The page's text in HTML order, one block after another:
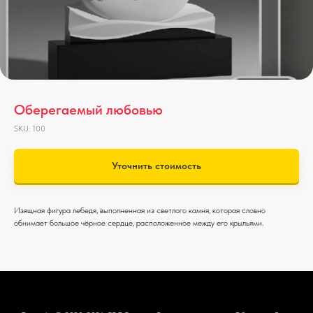
Оберегаемый любовью
SKU: 100
Уточнить стоимость
Изящная фигура лебедя, выполненная из светлого камня, которая словно
обнимает большое чёрное сердце, расположенное между его крыльями.